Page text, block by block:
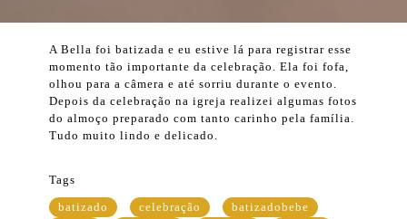
A Bella foi batizada e eu estive lá para registrar esse
momento tão importante da celebração. Ela foi fofa,
olhou para a câmera e até sorriu durante o evento.
Depois da celebração na igreja realizei algumas fotos
do almoço preparado com tanto carinho pela família.
Tudo muito lindo e delicado.
Tags
batizado
celebração
batizadobebe